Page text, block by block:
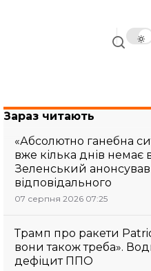
Зараз читають
«Абсолютно ганебна
вже кілька днів немає
Зеленський анонсував
відповідального
07 серпня 2026 07:25
Трамп про ракети
вони також треба».
дефіцит ППО